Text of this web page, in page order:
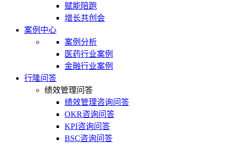
赋能陪跑
增长共创会
案例中心
案例分析
医药行业案例
金融行业案例
行隆问答
绩效管理问答
绩效管理咨询问答
OKR咨询问答
KPI咨询问答
BSC咨询问答